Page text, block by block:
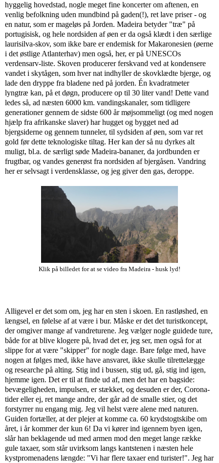
hyggelig hovedstad, nogle meget fine koncerter om aftenen, en
venlig befolkning uden mundbind på gaden(!), ret lave priser - og
en natur, som er mageløs på Jorden. Madeira betyder "træ" på
portugisisk, og hele nordsiden af øen er da også klædt i den særlige
laurisilva-skov, som ikke bare er endemisk for Makaronesien (øerne
i det østlige Atlanterhav) men også, her, er på UNESCOs
verdensarv-liste. Skoven producerer ferskvand ved at kondensere
vandet i skytågen, som hver nat indhyller de skovklædte bjerge, og
lade den dryppe fra bladene ned på jorden. Én kvadratmeter
lyngtræ kan, på et døgn, producere op til 30 liter vand! Dette vand
ledes så, ad næsten 6000 km. vandingskanaler, som tidligere
generationer gennem de sidste 600 år møjsommeligt (og med nogen
hjælp fra afrikanske slaver) har hugget og bygget ned ad
bjergsiderne og gennem tunneler, til sydsiden af øen, som var ret
gold før dette teknologiske tiltag. Her kan der så nu dyrkes alt
muligt, bl.a. de særligt søde Madeira-bananer, da jordbunden er
frugtbar, og vandes generøst fra nordsiden af bjergåsen. Vandring
her er selvsagt i verdensklasse, og jeg giver den gas, deroppe.
Klik på billedet for at se video fra Madeira - husk lyd!
Alligevel er det som om, jeg har en sten i skoen. En rastløshed, en
længsel, en følelse af at være i bur. Måske er det det turistkoncept,
der omgiver mange af vandreturene. Jeg vælger nogle guidede ture,
både for at blive klogere på, hvad det er, jeg ser, men også for at
slippe for at være "skipper" for nogle dage. Bare følge med, have
nogen at følges med, ikke have ansvaret, ikke skulle tilrettelægge
og researche på alting. Stig ind i bussen, stig ud, gå, stig ind igen,
hjemme igen. Det er til at finde ud af, men det har en bagside:
bevægeligheden, impulsen, er stækket, og desuden er der, Corona-
tider eller ej, ret mange andre, der går ad de smalle stier, og det
forstyrrer nu engang mig. Jeg vil helst være alene med naturen.
Guiden fortæller, at der plejer at komme ca. 60 krydstogtskibe om
året, i år kommer der kun 6! Da vi kører ind igennem byen igen,
slår han beklagende ud med armen mod den meget lange række
gule taxaer, som står uvirksom langs kantstenen i næsten hele
kystpromenadens længde: "Vi har flere taxaer end turister!". Jeg har